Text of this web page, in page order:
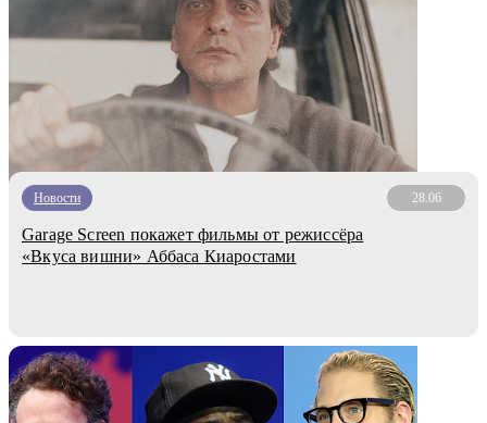
Новости 28.06
Garage Screen покажет фильмы от режиссёра
«Вкуса вишни» Аббаса Киаростами